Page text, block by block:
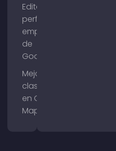
Editar el
perfil de
empresa
de
Google
Mejorar la
clasificación
en Google
Maps